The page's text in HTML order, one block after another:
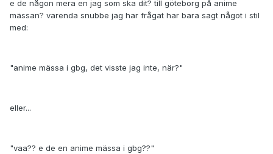
e de någon mera en jag som ska dit? till göteborg på anime
mässan? varenda snubbe jag har frågat har bara sagt något i stil
med:
"anime mässa i gbg, det visste jag inte, när?"
eller...
"vaa?? e de en anime mässa i gbg??"